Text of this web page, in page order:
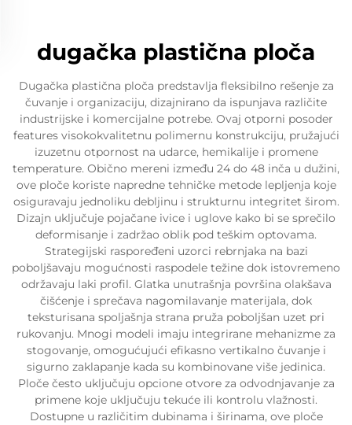
dugačka plastična ploča
Dugačka plastična ploča predstavlja fleksibilno rešenje za
čuvanje i organizaciju, dizajnirano da ispunjava različite
industrijske i komercijalne potrebe. Ovaj otporni posoder
features visokokvalitetnu polimernu konstrukciju, pružajući
izuzetnu otpornost na udarce, hemikalije i promene
temperature. Obično mereni između 24 do 48 inča u dužini,
ove ploče koriste napredne tehničke metode lepljenja koje
osiguravaju jednoliku debljinu i strukturnu integritet širom.
Dizajn uključuje pojačane ivice i uglove kako bi se sprečilo
deformisanje i zadržao oblik pod teškim optovama.
Strategijski raspoređeni uzorci rebrnjaka na bazi
poboljšavaju mogućnosti raspodele težine dok istovremeno
održavaju laki profil. Glatka unutrašnja površina olakšava
čišćenje i sprečava nagomilavanje materijala, dok
teksturisana spoljašnja strana pruža poboljšan uzet pri
rukovanju. Mnogi modeli imaju integrirane mehanizme za
stogovanje, omogućujući efikasno vertikalno čuvanje i
sigurno zaklapanje kada su kombinovane više jedinica.
Ploče često uključuju opcione otvore za odvodnjavanje za
primene koje uključuju tekuće ili kontrolu vlažnosti.
Dostupne u različitim dubinama i širinama, ove ploče